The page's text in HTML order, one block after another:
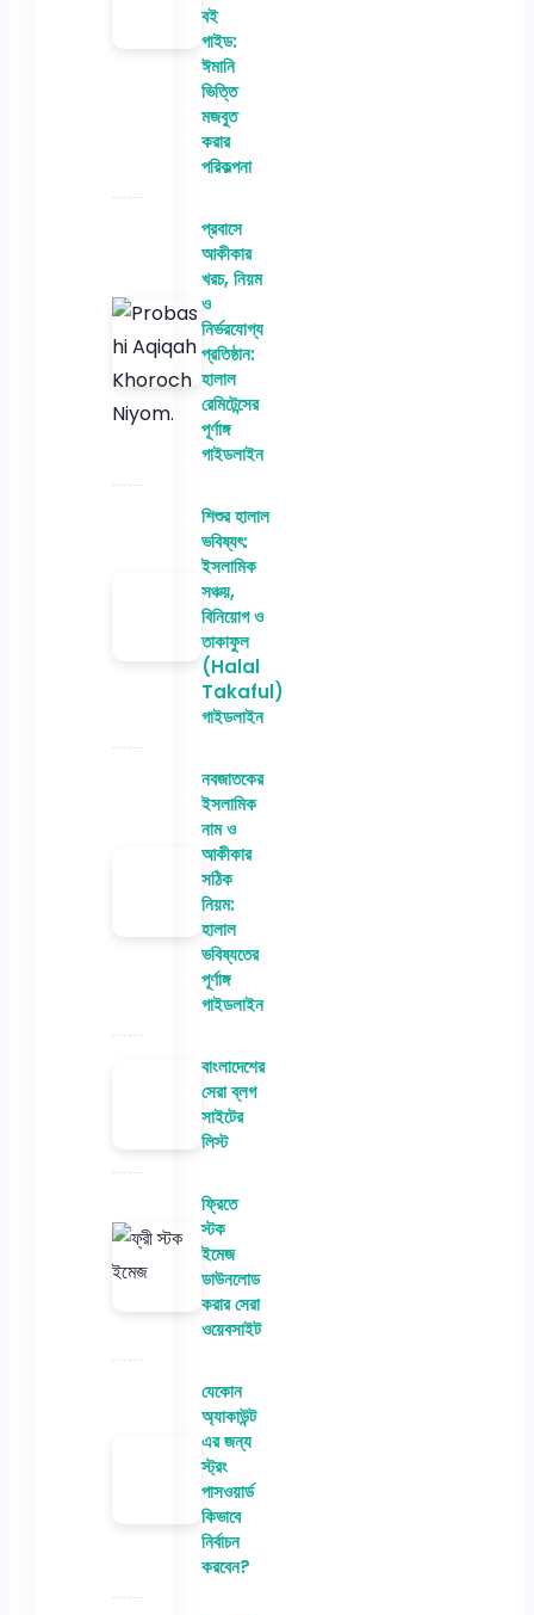
বই
গাইড:
ঈমানি
ভিত্তি
মজবুত
করার
পরিকল্পনা
প্রবাসে
আকীকার
খরচ, নিয়ম
ও
নির্ভরযোগ্য
প্রতিষ্ঠান:
হালাল
রেমিটেন্সের
পূর্ণাঙ্গ
গাইডলাইন
শিশুর হালাল
ভবিষ্যৎ:
ইসলামিক
সঞ্চয়,
বিনিয়োগ ও
তাকাফুল
(Halal
Takaful)
গাইডলাইন
নবজাতকের
ইসলামিক
নাম ও
আকীকার
সঠিক
নিয়ম:
হালাল
ভবিষ্যতের
পূর্ণাঙ্গ
গাইডলাইন
বাংলাদেশের
সেরা ব্লগ
সাইটের
লিস্ট
ফ্রিতে
স্টক
ইমেজ
ডাউনলোড
করার সেরা
ওয়েবসাইট
যেকোন
অ্যাকাউন্ট
এর জন্য
স্ট্রং
পাসওয়ার্ড
কিভাবে
নির্বাচন
করবেন?